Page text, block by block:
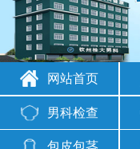
网站首页
男科检查
包皮包茎